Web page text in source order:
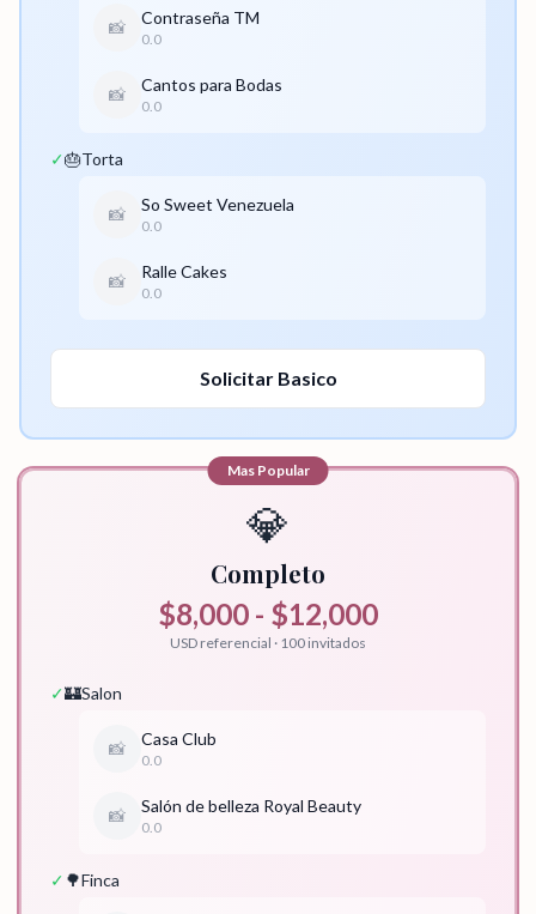
📸 Contraseña TM
0.0
📸 Cantos para Bodas
0.0
✓🎂Torta
📸 So Sweet Venezuela
0.0
📸 Ralle Cakes
0.0
Solicitar Basico
Mas Popular
💎
Completo
$8,000 - $12,000
USD referencial · 100 invitados
✓🏰Salon
📸 Casa Club
0.0
📸 Salón de belleza Royal Beauty
0.0
✓ 🌳Finca